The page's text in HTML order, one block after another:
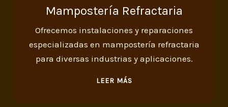
Mampostería Refractaria
Ofrecemos instalaciones y reparaciones
especializadas en mampostería refractaria
para diversas industrias y aplicaciones.
LEER MÁS